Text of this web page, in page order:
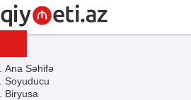
Ana Səhifə
Soyuducu
Biryusa